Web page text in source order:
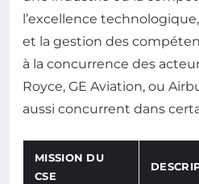
l’excellence
et la gestion des
à la concurrence des
Royce, GE Aviation, ou
aussi concurrent dans
MISSION DU
CSE